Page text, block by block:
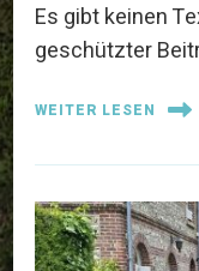
Es gibt keinen
geschützter
WEITER LESEN